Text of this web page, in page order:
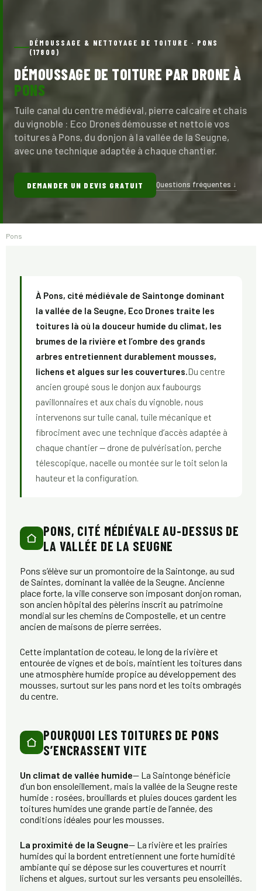
DÉMOUSSAGE & NETTOYAGE DE TOITURE · PONS
(17800)
DÉMOUSSAGE DE TOITURE PAR DRONE À
PONS
Tuile canal du centre médiéval, pierre calcaire et chais
du vignoble : Eco Drones démousse et nettoie vos
toitures à Pons, du donjon à la vallée de la Seugne,
avec une technique adaptée à chaque chantier.
DEMANDER UN DEVIS GRATUIT Questions fréquentes ↓
Pons
À Pons, cité médiévale de Saintonge dominant
la vallée de la Seugne, Eco Drones traite les
toitures là où la douceur humide du climat, les
brumes de la rivière et l’ombre des grands
arbres entretiennent durablement mousses,
lichens et algues sur les couvertures. Du centre
ancien groupé sous le donjon aux faubourgs
pavillonnaires et aux chais du vignoble, nous
intervenons sur tuile canal, tuile mécanique et
fibrociment avec une technique d’accès adaptée à
chaque chantier — drone de pulvérisation, perche
télescopique, nacelle ou montée sur le toit selon la
hauteur et la configuration.
PONS, CITÉ MÉDIÉVALE AU-DESSUS DE
LA VALLÉE DE LA SEUGNE
Pons s’élève sur un promontoire de la Saintonge, au sud
de Saintes, dominant la vallée de la Seugne. Ancienne
place forte, la ville conserve son imposant donjon roman,
son ancien hôpital des pèlerins inscrit au patrimoine
mondial sur les chemins de Compostelle, et un centre
ancien de maisons de pierre serrées.
Cette implantation de coteau, le long de la rivière et
entourée de vignes et de bois, maintient les toitures dans
une atmosphère humide propice au développement des
mousses, surtout sur les pans nord et les toits ombragés
du centre.
POURQUOI LES TOITURES DE PONS
S’ENCRASSENT VITE
Un climat de vallée humide— La Saintonge bénéficie
d’un bon ensoleillement, mais la vallée de la Seugne reste
humide : rosées, brouillards et pluies douces gardent les
toitures humides une grande partie de l’année, des
conditions idéales pour les mousses.
La proximité de la Seugne— La rivière et les prairies
humides qui la bordent entretiennent une forte humidité
ambiante qui se dépose sur les couvertures et nourrit
lichens et algues, surtout sur les versants peu ensoleillés.